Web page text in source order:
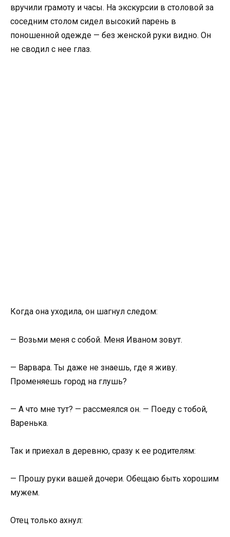
вручили грамоту и часы. На экскурсии в столовой за
соседним столом сидел высокий парень в
поношенной одежде — без женской руки видно. Он
не сводил с нее глаз.
Когда она уходила, он шагнул следом:
— Возьми меня с собой. Меня Иваном зовут.
— Варвара. Ты даже не знаешь, где я живу.
Променяешь город на глушь?
— А что мне тут? — рассмеялся он. — Поеду с тобой,
Варенька.
Так и приехал в деревню, сразу к ее родителям:
— Прошу руки вашей дочери. Обещаю быть хорошим
мужем.
Отец только ахнул: